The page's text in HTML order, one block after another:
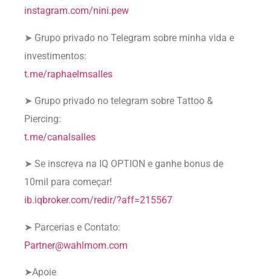
instagram.com/nini.pew
➤ Grupo privado no Telegram sobre minha vida e
investimentos:
t.me/raphaelmsalles
➤ Grupo privado no telegram sobre Tattoo &
Piercing:
t.me/canalsalles
➤ Se inscreva na IQ OPTION e ganhe bonus de
10mil para começar!
ib.iqbroker.com/redir/?aff=215567
➤ Parcerias e Contato:
Partner@wahlmom.com
➤Apoie